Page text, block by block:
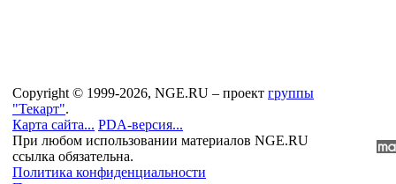
Copyright © 1999-2026, NGE.RU – проект группы
"Текарт".
Карта сайта... PDA-версия...
При любом использовании материалов NGE.RU
ссылка обязательна.
Политика конфиденциальности